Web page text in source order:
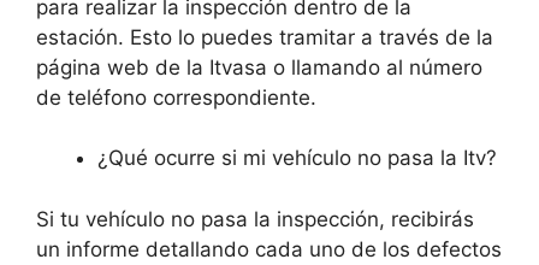
para realizar la inspección dentro de la
estación. Esto lo puedes tramitar a través de la
página web de la Itvasa o llamando al número
de teléfono correspondiente.
¿Qué ocurre si mi vehículo no pasa la Itv?
Si tu vehículo no pasa la inspección, recibirás
un informe detallando cada uno de los defectos